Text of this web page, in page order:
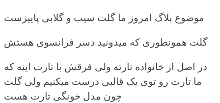
موضوع بلاگ امروز ما گلت سیب و گلابی پاییزست
گلت همونطوری که میدونید دسر فرانسوی هستش
در اصل از خانواده تارته ولی فرقش با تارت اینه که
ما تارت رو توی یک قالبی درست میکنیم ولی گلت
چون مدل خونگی تارت هست